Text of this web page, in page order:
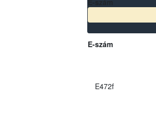
E-szám
E472f